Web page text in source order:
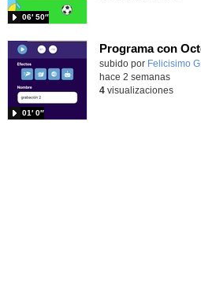
06′ 50″
Contenido educativo.
subido por Felicisimo G.
01′ 0″
hace 2 semanas
4visualizaciones